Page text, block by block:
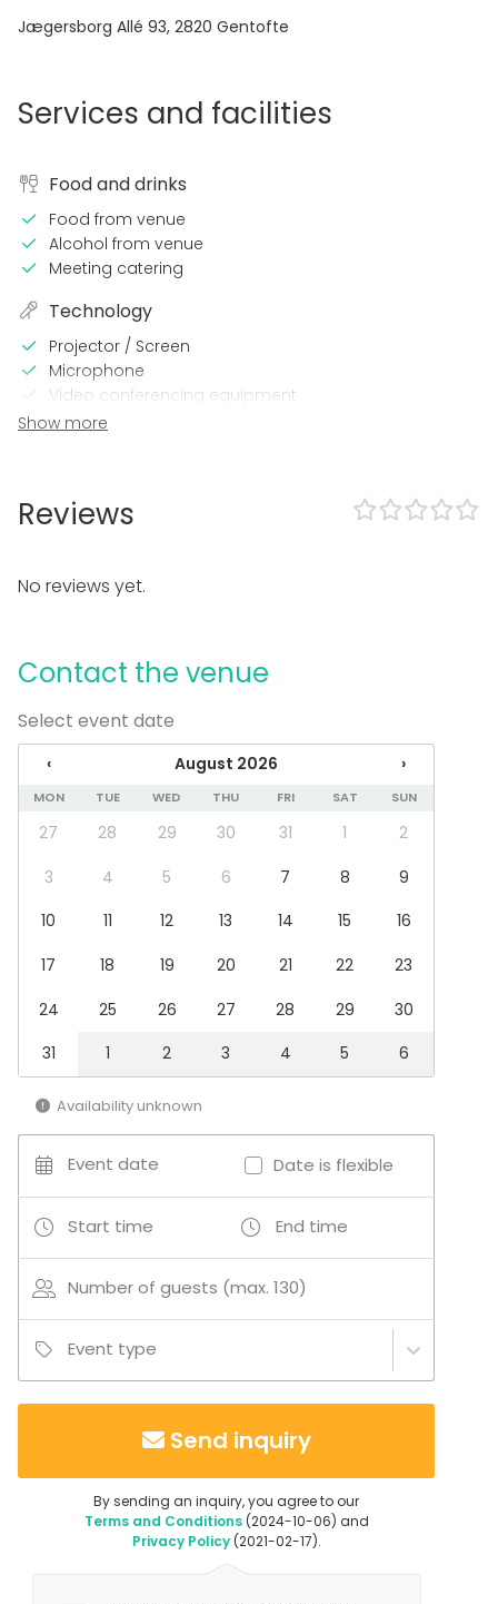
Jægersborg Allé 93, 2820 Gentofte
Services and facilities
Food and drinks
Food from venue
Alcohol from venue
Meeting catering
Technology
Projector / Screen
Microphone
Video conferencing equipment
Professional sound system
Loud music OK
Outdoor area
Equipment
Towels
Note-taking material
Whiteboard / Flip chart
Games
Dinnerware
Wedding
Meeting
Fair / Exhibition
Christmas Party
Family Celebration
Venue type
Villa / Mansion
Party room
Activities
Outdoor activities
Show more
Reviews
No reviews yet.
Contact the venue
Select event date
‹ August 2026 ›
MON TUE WED THU FRI SAT SUN
27 28 29 30 31 1
2
3
4 5 6 7 8
9
10
11 12 13 14 15
16
17
18 19 20 21 22
23
24
25 26 27 28 29
30
31
1 2 3 4 5 6
Availability unknown
Event date Date is flexible
Start time End time
Number of guests (max. 130)
Event type
Send inquiry
By sending an inquiry, you agree to our
Terms and Conditions(2024-10-06) and
Privacy Policy(2021-02-17).